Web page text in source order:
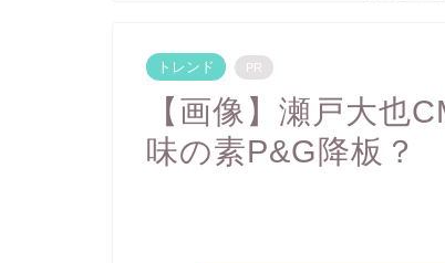
トレンド PR
【画像】瀬戸大也
味の素P&G降板？